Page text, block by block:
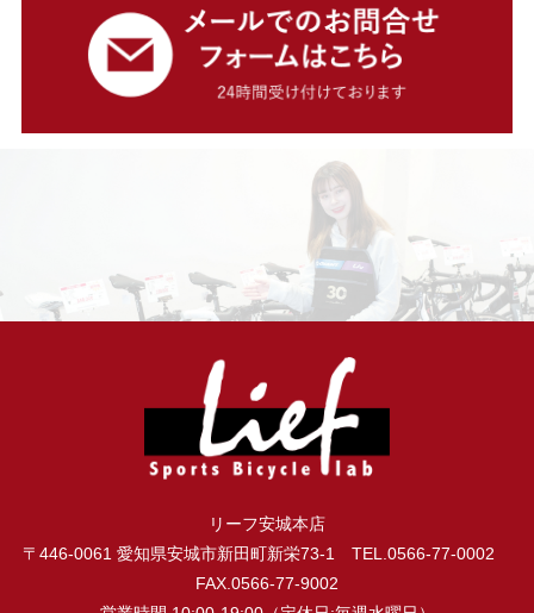
リーフ安城本店
〒446-0061 愛知県安城市新田町新栄73-1 TEL.0566-77-0002
FAX.0566-77-9002